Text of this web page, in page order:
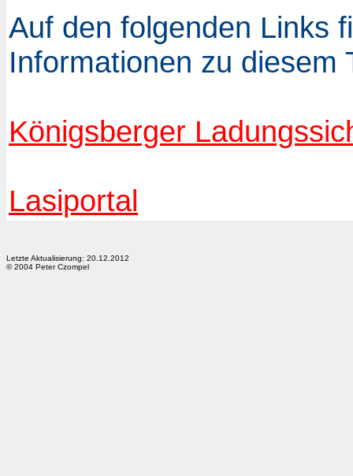
Auf den folgenden Links
Informationen zu diesem
Königsberger
Lasiportal
Letzte Aktualisierung: 20.12.2012
© 2004 Peter Czompel